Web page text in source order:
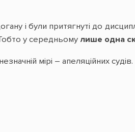
і були притягнуті до
у середньому лише одна
мірі – апеляційних судів.